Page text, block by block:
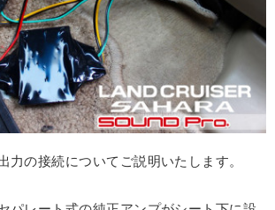
力の接続についてご説明いたします。